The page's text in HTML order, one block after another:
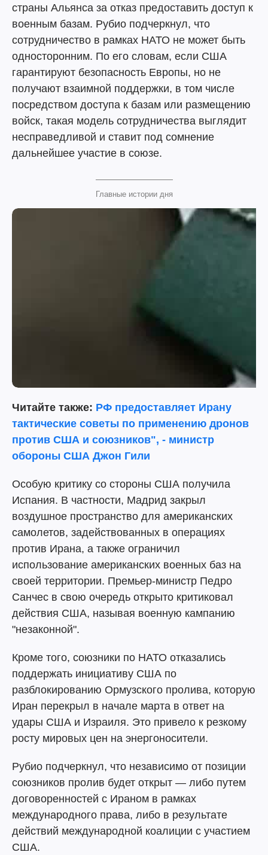
страны Альянса за отказ предоставить доступ к
военным базам. Рубио подчеркнул, что
сотрудничество в рамках НАТО не может быть
односторонним. По его словам, если США
гарантируют безопасность Европы, но не
получают взаимной поддержки, в том числе
посредством доступа к базам или размещению
войск, такая модель сотрудничества выглядит
несправедливой и ставит под сомнение
дальнейшее участие в союзе.
Главные истории дня
Читайте также: РФ предоставляет Ирану
тактические советы по применению дронов
против США и союзников", - министр
обороны США Джон Гили
Особую критику со стороны США получила
Испания. В частности, Мадрид закрыл
воздушное пространство для американских
самолетов, задействованных в операциях
против Ирана, а также ограничил
использование американских военных баз на
своей территории. Премьер-министр Педро
Санчес в свою очередь открыто критиковал
действия США, называя военную кампанию
"незаконной".
Кроме того, союзники по НАТО отказались
поддержать инициативу США по
разблокированию Ормузского пролива, которую
Иран перекрыл в начале марта в ответ на
удары США и Израиля. Это привело к резкому
росту мировых цен на энергоносители.
Рубио подчеркнул, что независимо от позиции
союзников пролив будет открыт — либо путем
договоренностей с Ираном в рамках
международного права, либо в результате
действий международной коалиции с участием
США.